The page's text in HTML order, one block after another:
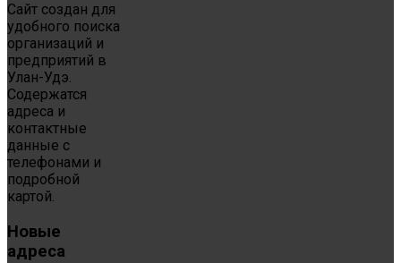
Сайт создан для
удобного поиска
организаций и
предприятий в
Улан-Удэ.
Содержатся
адреса и
контактные
данные с
телефонами и
подробной
картой.
Новые
адреса